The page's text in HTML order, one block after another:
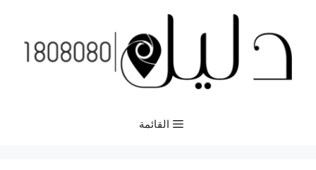
المحتوى
القائمة